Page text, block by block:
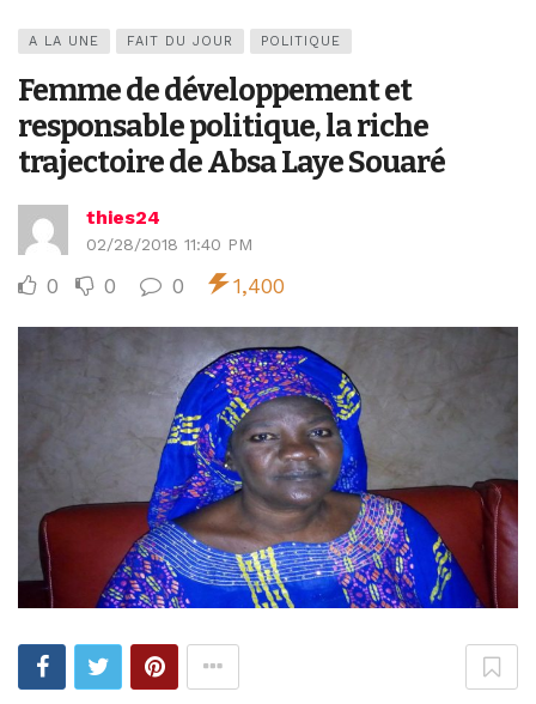
A LA UNE FAIT DU JOUR POLITIQUE
Femme de développement et
responsable politique, la riche
trajectoire de Absa Laye Souaré
thies24
02/28/2018 11:40 PM
0 0 0 1,400